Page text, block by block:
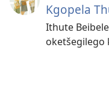
Kgopela
Ithute
oketšegilego